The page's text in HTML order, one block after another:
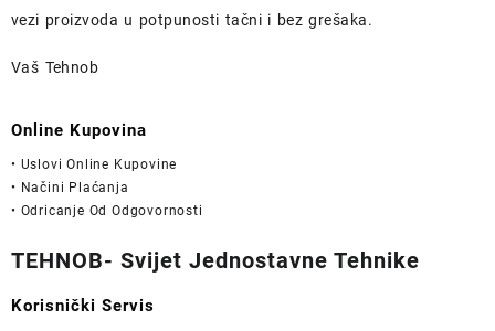
vezi proizvoda u potpunosti tačni i bez grešaka.
Vaš Tehnob
Online Kupovina
• Uslovi Online Kupovine
• Načini Plaćanja
• Odricanje Od Odgovornosti
TEHNOB- Svijet Jednostavne Tehnike
Korisnički Servis